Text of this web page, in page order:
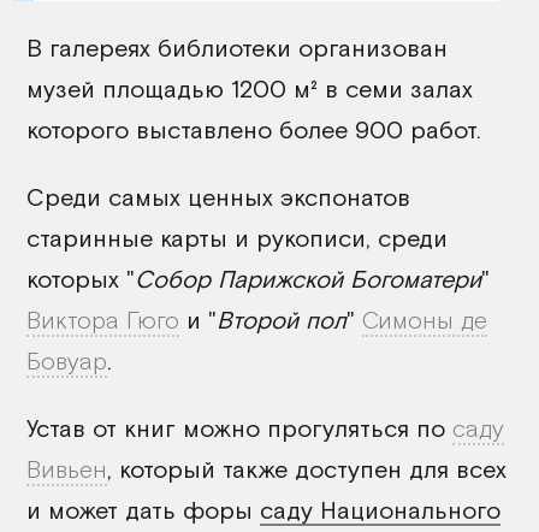
В галереях библиотеки организован
музей площадью 1200 м² в семи залах
которого выставлено более 900 работ.
Среди самых ценных экспонатов
старинные карты и рукописи, среди
которых "Собор Парижской Богоматери"
Виктора Гюго и "Второй пол" Симоны де
Бовуар.
Устав от книг можно прогуляться по саду
Вивьен, который также доступен для всех
и может дать форы саду Национального